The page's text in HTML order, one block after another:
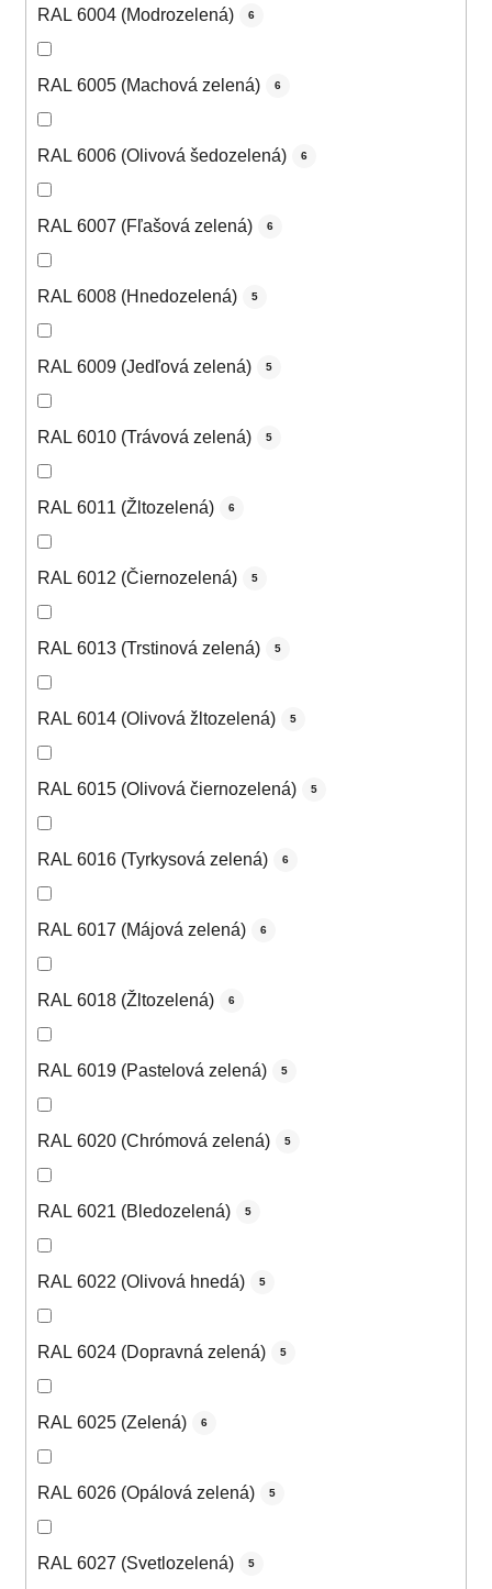
RAL 6004 (Modrozelená) 6
RAL 6005 (Machová zelená) 6
RAL 6006 (Olivová šedozelená) 6
RAL 6007 (Fľašová zelená) 6
RAL 6008 (Hnedozelená) 5
RAL 6009 (Jedľová zelená) 5
RAL 6010 (Trávová zelená) 5
RAL 6011 (Žltozelená) 6
RAL 6012 (Čiernozelená) 5
RAL 6013 (Trstinová zelená) 5
RAL 6014 (Olivová žltozelená) 5
RAL 6015 (Olivová čiernozelená) 5
RAL 6016 (Tyrkysová zelená) 6
RAL 6017 (Májová zelená) 6
RAL 6018 (Žltozelená) 6
RAL 6019 (Pastelová zelená) 5
RAL 6020 (Chrómová zelená) 5
RAL 6021 (Bledozelená) 5
RAL 6022 (Olivová hnedá) 5
RAL 6024 (Dopravná zelená) 5
RAL 6025 (Zelená) 6
RAL 6026 (Opálová zelená) 5
RAL 6027 (Svetlozelená) 5